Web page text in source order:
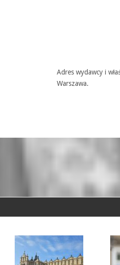
Adres wydawcy i
Warszawa.